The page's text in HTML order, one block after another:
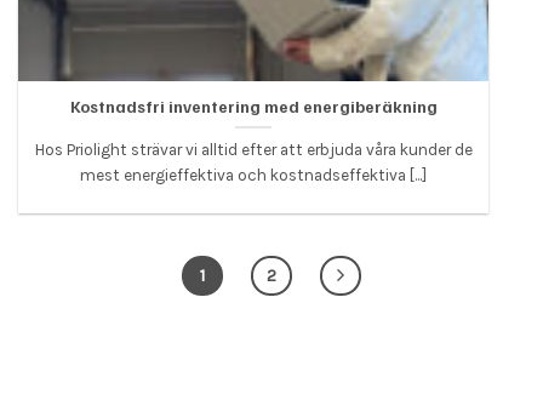
Kostnadsfri inventering med energiberäkning
Hos Priolight strävar vi alltid efter att erbjuda våra kunder de
mest energieffektiva och kostnadseffektiva [...]
1 2